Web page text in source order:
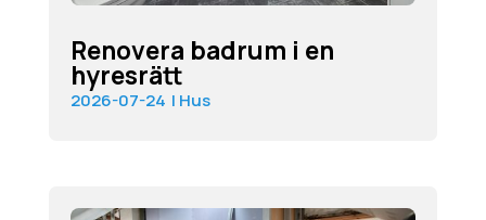
Renovera badrum i en
hyresrätt
2026-07-24 | Hus